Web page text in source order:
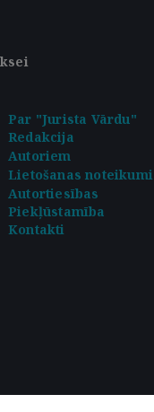
Par "Jurista Vārdu"
Redakcija
Autoriem
Lietošanas noteikumi
Autortiesības
Piekļūstamība
Kontakti